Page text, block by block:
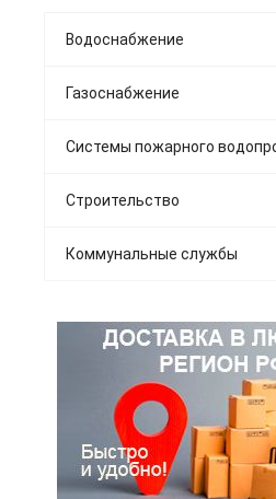
Водоснабжение
Газоснабжение
Системы пожарного
Строительство
Коммунальные службы